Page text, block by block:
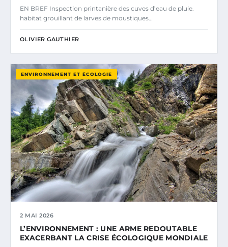
EN BREF Inspection printanière des cuves d’eau de pluie.
habitat grouillant de larves de moustiques…
OLIVIER GAUTHIER
ENVIRONNEMENT ET ÉCOLOGIE
2 MAI 2026
L’ENVIRONNEMENT : UNE ARME REDOUTABLE
EXACERBANT LA CRISE ÉCOLOGIQUE MONDIALE